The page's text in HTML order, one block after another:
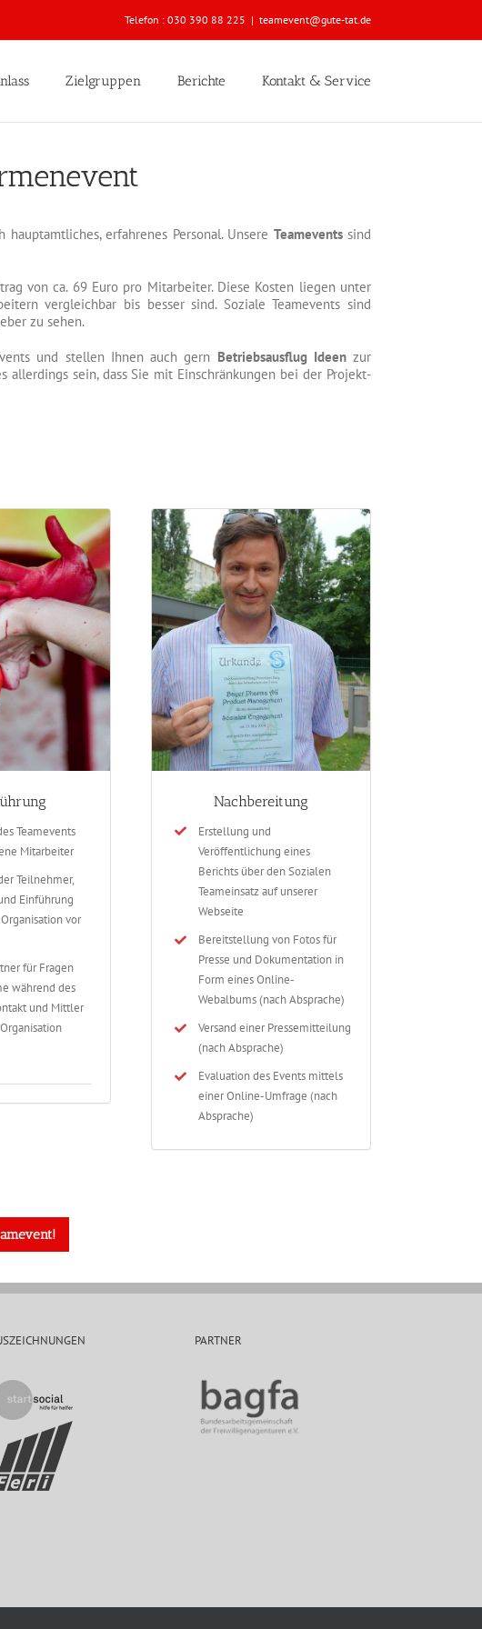
Telefon : 030 390 88 225 | teamevent@gute-tat.de
Zielgruppen Berichte Kontakt & Service
erfahrenes Personal. Unsere Teameventssind
von ca. 69 Euro pro Mitarbeiter. Diese Kosten liegen unter
vergleichbar bis besser sind. Soziale Teamevents sind
zu sehen.
und stellen Ihnen auch gern Betriebsausflug Ideenzur
sein, dass Sie mit Einschränkungen bei der Projekt-
Teamevents
Mitarbeiter
Teilnehmer,
Einführung
vor
für Fragen
während des
und Mittler
Nachbereitung
Erstellung und
Veröffentlichung eines
Berichts über den Sozialen
Teameinsatz auf unserer
Webseite
Bereitstellung von Fotos für
Presse und Dokumentation in
Form eines Online-
Webalbums (nach Absprache)
Versand einer Pressemitteilung
(nach Absprache)
Evaluation des Events mittels
einer Online-Umfrage (nach
Absprache)
PARTNER